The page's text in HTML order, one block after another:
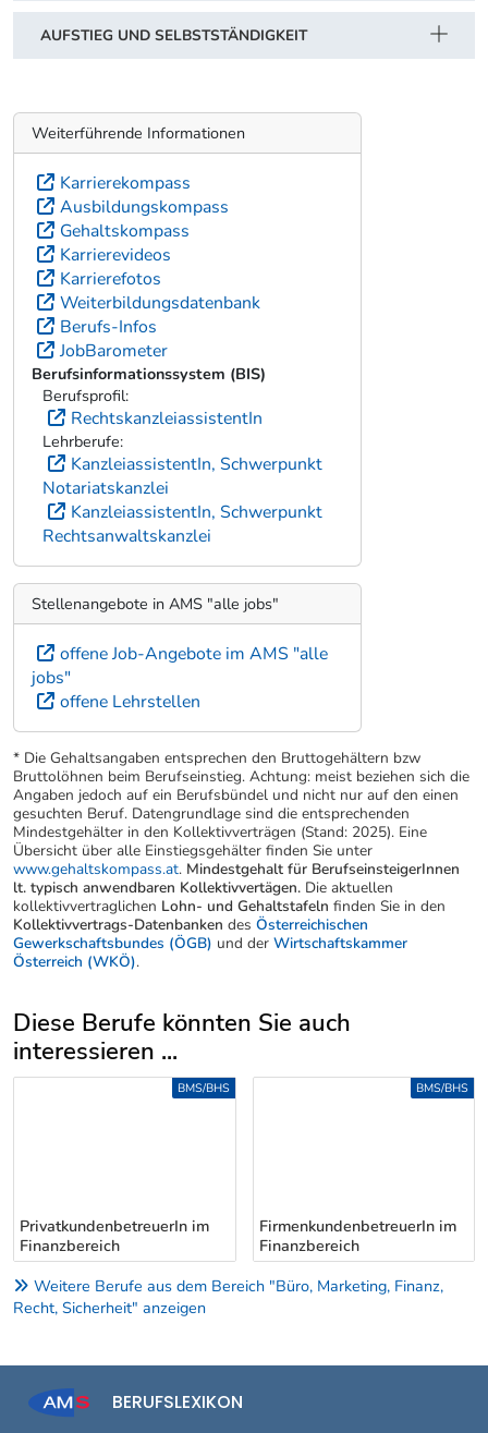
AUFSTIEG UND SELBSTSTÄNDIGKEIT
Weiterführende Informationen
Karrierekompass
Ausbildungskompass
Gehaltskompass
Karrierevideos
Karrierefotos
Weiterbildungsdatenbank
Berufs-Infos
JobBarometer
Berufsinformationssystem (BIS)
Berufsprofil:
RechtskanzleiassistentIn
Lehrberufe:
KanzleiassistentIn, Schwerpunkt
Notariatskanzlei
KanzleiassistentIn, Schwerpunkt
Rechtsanwaltskanzlei
Stellenangebote in AMS "alle jobs"
offene Job-Angebote im AMS "alle
jobs"
offene Lehrstellen
* Die Gehaltsangaben entsprechen den Bruttogehältern bzw
Bruttolöhnen beim Berufseinstieg. Achtung: meist beziehen sich die
Angaben jedoch auf ein Berufsbündel und nicht nur auf den einen
gesuchten Beruf. Datengrundlage sind die entsprechenden
Mindestgehälter in den Kollektivverträgen (Stand: 2025). Eine
Übersicht über alle Einstiegsgehälter finden Sie unter
www.gehaltskompass.at. Mindestgehalt für BerufseinsteigerInnen
lt. typisch anwendbaren Kollektivvertägen. Die aktuellen
kollektivvertraglichen Lohn- und Gehaltstafeln finden Sie in den
Kollektivvertrags-Datenbanken des Österreichischen
Gewerkschaftsbundes (ÖGB) und der Wirtschaftskammer
Österreich (WKÖ).
Diese Berufe könnten Sie auch
interessieren ...
Uber weitere Berufsvorschläge
PrivatkundenbetreuerIn im
Finanzbereich
BMS/BHS
FirmenkundenbetreuerIn im
Finanzbereich
BMS/BHS
Weitere Berufe aus dem Bereich "Büro, Marketing, Finanz,
Recht, Sicherheit" anzeigen
BERUFSLEXIKON